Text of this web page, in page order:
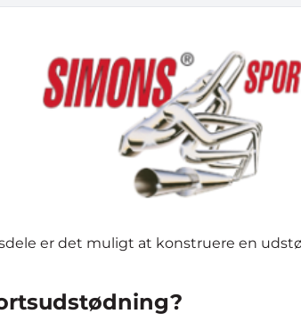
er det muligt at konstruere en